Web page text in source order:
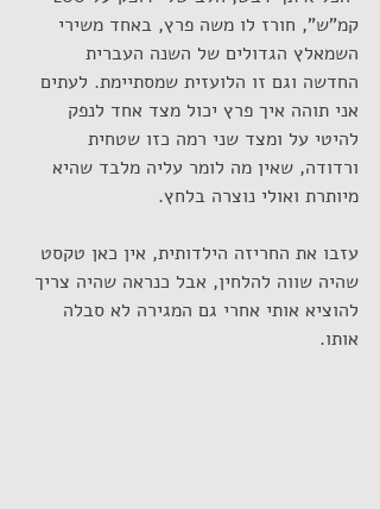
קמ"ש", חורז לו משה פרץ, באחד משירי
השמאלץ הגדולים של השנה העברית
החדשה וגם זו הלועזית שמסתיימת. לעתים
אני תוהה איך פרץ יכול מצד אחד לנפק
להיטי על ומצד שני רמה כזו שטחית
ורדודה, שאין מה לומר עליה מלבד שהיא
מיותרת ואולי נוצרה בלחץ.
עזבו את החריזה הילדותית, אין כאן טקסט
שהיה שווה להלחין, אבל כנראה שהיה צריך
להוציא אותי אחרי גם המגירה לא סבלה
אותו.